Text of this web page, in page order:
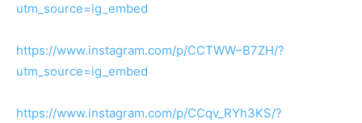
utm_source=ig_embed
https://www.instagram.com/p/CCTWW–B7ZH/?
utm_source=ig_embed
https://www.instagram.com/p/CCqv_RYh3KS/?